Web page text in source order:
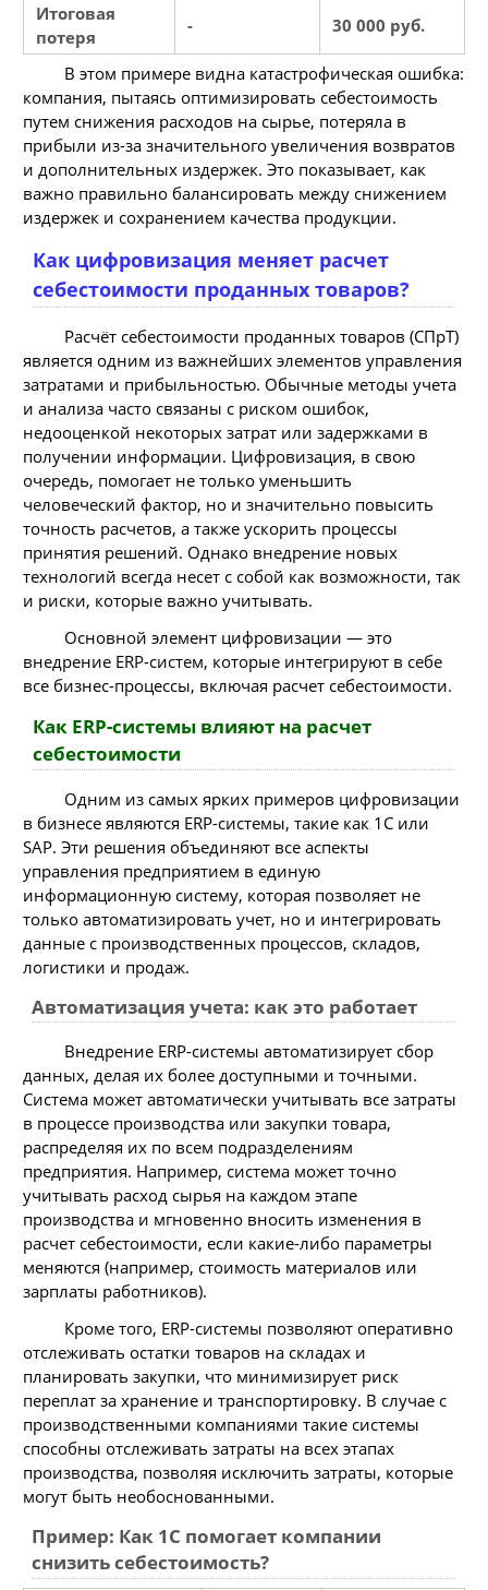
Итоговая
потеря
- 30 000 руб.
В этом примере видна катастрофическая ошибка:
компания, пытаясь оптимизировать себестоимость
путем снижения расходов на сырье, потеряла в
прибыли из-за значительного увеличения возвратов
и дополнительных издержек. Это показывает, как
важно правильно балансировать между снижением
издержек и сохранением качества продукции.
Как цифровизация меняет расчет
себестоимости проданных товаров?
Расчёт себестоимости проданных товаров (СПрТ)
является одним из важнейших элементов управления
затратами и прибыльностью. Обычные методы учета
и анализа часто связаны с риском ошибок,
недооценкой некоторых затрат или задержками в
получении информации. Цифровизация, в свою
очередь, помогает не только уменьшить
человеческий фактор, но и значительно повысить
точность расчетов, а также ускорить процессы
принятия решений. Однако внедрение новых
технологий всегда несет с собой как возможности, так
и риски, которые важно учитывать.
Основной элемент цифровизации — это
внедрение ERP-систем, которые интегрируют в себе
все бизнес-процессы, включая расчет себестоимости.
Как ERP-системы влияют на расчет
себестоимости
Одним из самых ярких примеров цифровизации
в бизнесе являются ERP-системы, такие как 1С или
SAP. Эти решения объединяют все аспекты
управления предприятием в единую
информационную систему, которая позволяет не
только автоматизировать учет, но и интегрировать
данные с производственных процессов, складов,
логистики и продаж.
Автоматизация учета: как это работает
Внедрение ERP-системы автоматизирует сбор
данных, делая их более доступными и точными.
Система может автоматически учитывать все затраты
в процессе производства или закупки товара,
распределяя их по всем подразделениям
предприятия. Например, система может точно
учитывать расход сырья на каждом этапе
производства и мгновенно вносить изменения в
расчет себестоимости, если какие-либо параметры
меняются (например, стоимость материалов или
зарплаты работников).
Кроме того, ERP-системы позволяют оперативно
отслеживать остатки товаров на складах и
планировать закупки, что минимизирует риск
переплат за хранение и транспортировку. В случае с
производственными компаниями такие системы
способны отслеживать затраты на всех этапах
производства, позволяя исключить затраты, которые
могут быть необоснованными.
Пример: Как 1С помогает компании
снизить себестоимость?